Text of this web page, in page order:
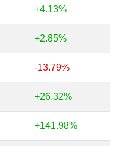
+4.13%
+2.85%
-13.79%
+26.32%
+141.98%